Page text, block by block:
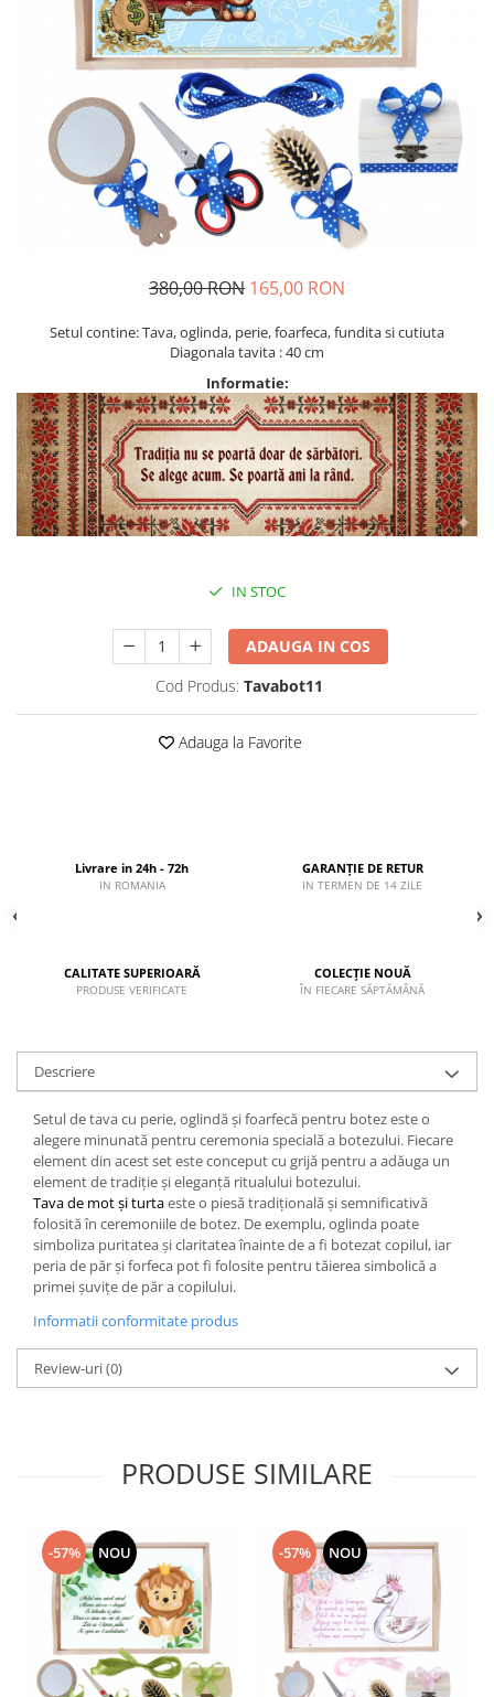
Treninguri
Ii traditionale
Rochii traditionale
Rochii Elegante
Costume populare
380,00 RON 165,00 RON
Setul contine: Tava, oglinda, perie, foarfeca, fundita si cutiuta
Diagonala tavita : 40 cm
Informatie:
IN STOC
ADAUGA IN COS
Cod Produs: Tavabot11
Adauga la Favorite
Livrare in 24h - 72h
IN ROMANIA
GARANȚIE DE RETUR
IN TERMEN DE 14 ZILE
CALITATE SUPERIOARĂ
PRODUSE VERIFICATE
COLECȚIE NOUĂ
ÎN FIECARE SĂPTĂMÂNĂ
Descriere
Setul de tava cu perie, oglindă și foarfecă pentru botez este o
alegere minunată pentru ceremonia specială a botezului. Fiecare
element din acest set este conceput cu grijă pentru a adăuga un
element de tradiție și eleganță ritualului botezului.
Tava de mot și turtaeste o piesă tradițională și semnificativă
folosită în ceremoniile de botez. De exemplu, oglinda poate
simboliza puritatea și claritatea înainte de a fi botezat copilul, iar
peria de păr și forfeca pot fi folosite pentru tăierea simbolică a
primei șuvițe de păr a copilului.
Informatii conformitate produs
Review-uri(0)
PRODUSE SIMILARE
-57% NOU -57% NOU